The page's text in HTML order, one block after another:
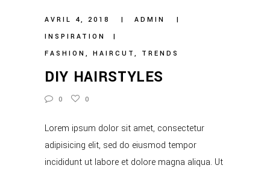
AVRIL 4, 2018
ADMIN
INSPIRATION
FASHION , HAIRCUT , TRENDS
DIY HAIRSTYLES
0 0
Lorem ipsum dolor sit amet, consectetur
adipisicing elit, sed do eiusmod tempor
incididunt ut labore et dolore magna aliqua. Ut